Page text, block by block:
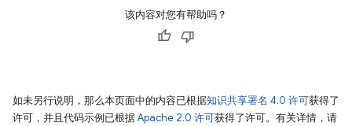
该内容对您有帮助吗？
如未另行说明，那么本页面中的内容已根据知识共享署名 4.0 许可获得了
许可，并且代码示例已根据Apache 2.0 许可获得了许可。有关详情，请